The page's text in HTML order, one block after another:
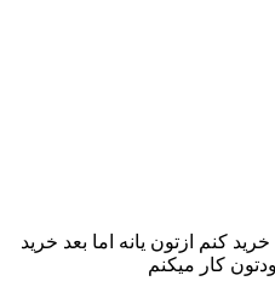
کنم ازتون یانه اما بعد خرید
کار میکنم